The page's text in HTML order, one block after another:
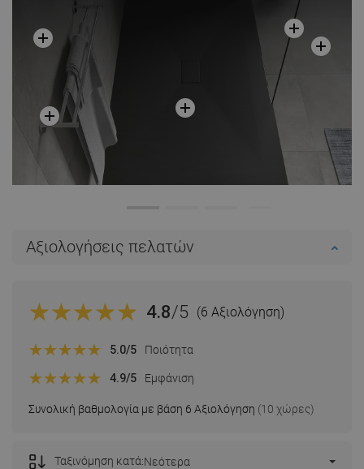
Αξιολογήσεις πελατών
4.8/5 (6 Αξιολόγηση)
Συνολική βαθμολογία με βάση 6 Αξιολόγηση (10 χώρες)
5.0/5 Ποιότητα
4.9/5 Εμφάνιση
Ταξινόμηση κατά:Νεότερα